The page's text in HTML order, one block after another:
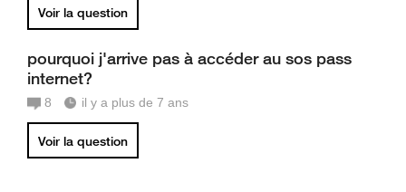
Voir la question
pourquoi j'arrive pas à accéder au sos pass
internet?
8 il y a plus de 7 ans
Voir la question